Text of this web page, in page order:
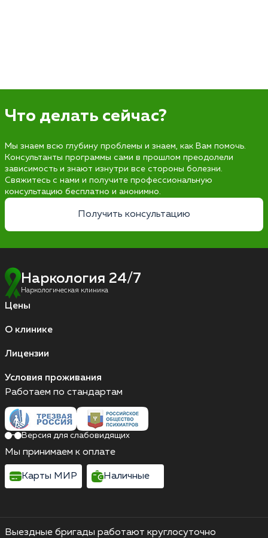
Что делать сейчас?
Мы знаем всю глубину проблемы и знаем, как Вам помочь.
Консультанты программы сами в прошлом преодолели
зависимость и знают изнутри все стороны болезни.
Свяжитесь с нами и получите профессиональную
консультацию бесплатно и анонимно.
Получить консультацию
Наркология 24/7
Наркологическая клиника
Цены
О клинике
Лицензии
Условия проживания
Выездные бригады работают круглосуточно
Работаем по стандартам
Версия для слабовидящих
Мы принимаем к оплате
Карты МИР Наличные